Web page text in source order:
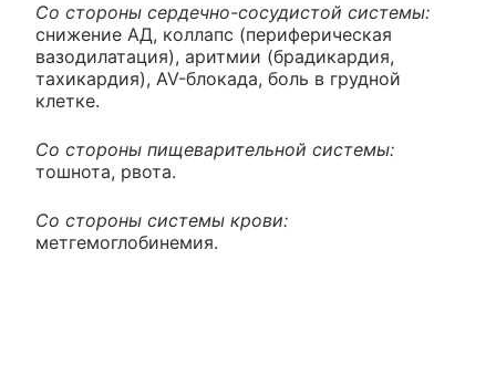
Со стороны сердечно-сосудистой системы:
снижение АД, коллапс (периферическая
вазодилатация), аритмии (брадикардия,
тахикардия), AV-блокада, боль в грудной
клетке.
Со стороны пищеварительной системы:
тошнота, рвота.
Со стороны системы крови:
метгемоглобинемия.